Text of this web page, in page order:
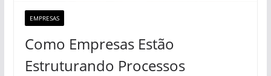
EMPRESAS
Como Empresas Estão
Estruturando Processos